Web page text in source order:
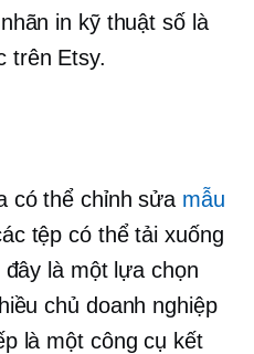
in kỹ thuật số là
trên Etsy.
có thể chỉnh sửa mẫu
tệp có thể tải xuống
là một lựa chọn
chủ doanh nghiệp
là một công cụ kết